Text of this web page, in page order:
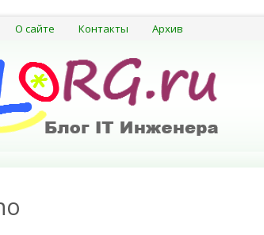
О сайте Контакты Архив